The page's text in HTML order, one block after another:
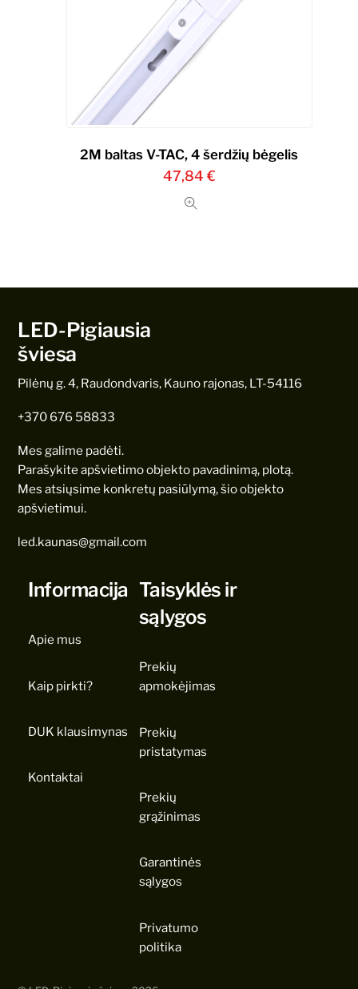
2M baltas V-TAC, 4 šerdžių bėgelis
47,84 €
LED-Pigiausia
šviesa
Pilėnų g. 4, Raudondvaris, Kauno rajonas, LT-54116
+370 676 58833
Mes galime padėti.
Parašykite apšvietimo objekto pavadinimą, plotą.
Mes atsiųsime konkretų pasiūlymą, šio objekto
apšvietimui.
led.kaunas@gmail.com
Informacija
Apie mus
Kaip pirkti?
DUK klausimynas
Kontaktai
Taisyklės ir
sąlygos
Prekių
apmokėjimas
Prekių
pristatymas
Prekių
grąžinimas
Garantinės
sąlygos
Privatumo
politika